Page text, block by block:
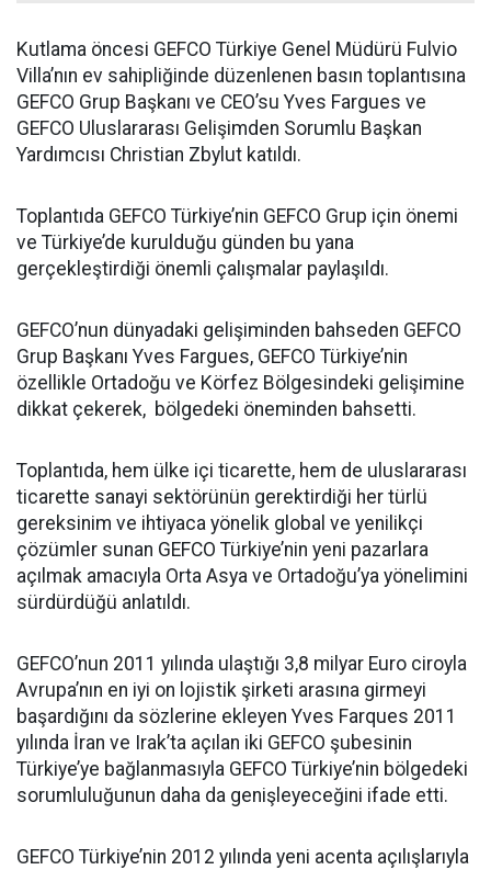
Kutlama öncesi GEFCO Türkiye Genel Müdürü Fulvio
Villa’nın ev sahipliğinde düzenlenen basın toplantısına
GEFCO Grup Başkanı ve CEO’su Yves Fargues ve
GEFCO Uluslararası Gelişimden Sorumlu Başkan
Yardımcısı Christian Zbylut katıldı.
Toplantıda GEFCO Türkiye’nin GEFCO Grup için önemi
ve Türkiye’de kurulduğu günden bu yana
gerçekleştirdiği önemli çalışmalar paylaşıldı.
GEFCO’nun dünyadaki gelişiminden bahseden GEFCO
Grup Başkanı Yves Fargues, GEFCO Türkiye’nin
özellikle Ortadoğu ve Körfez Bölgesindeki gelişimine
dikkat çekerek, bölgedeki öneminden bahsetti.
Toplantıda, hem ülke içi ticarette, hem de uluslararası
ticarette sanayi sektörünün gerektirdiği her türlü
gereksinim ve ihtiyaca yönelik global ve yenilikçi
çözümler sunan GEFCO Türkiye’nin yeni pazarlara
açılmak amacıyla Orta Asya ve Ortadoğu’ya yönelimini
sürdürdüğü anlatıldı.
GEFCO’nun 2011 yılında ulaştığı 3,8 milyar Euro ciroyla
Avrupa’nın en iyi on lojistik şirketi arasına girmeyi
başardığını da sözlerine ekleyen Yves Farques 2011
yılında İran ve Irak’ta açılan iki GEFCO şubesinin
Türkiye’ye bağlanmasıyla GEFCO Türkiye’nin bölgedeki
sorumluluğunun daha da genişleyeceğini ifade etti.
GEFCO Türkiye’nin 2012 yılında yeni acenta açılışlarıyla